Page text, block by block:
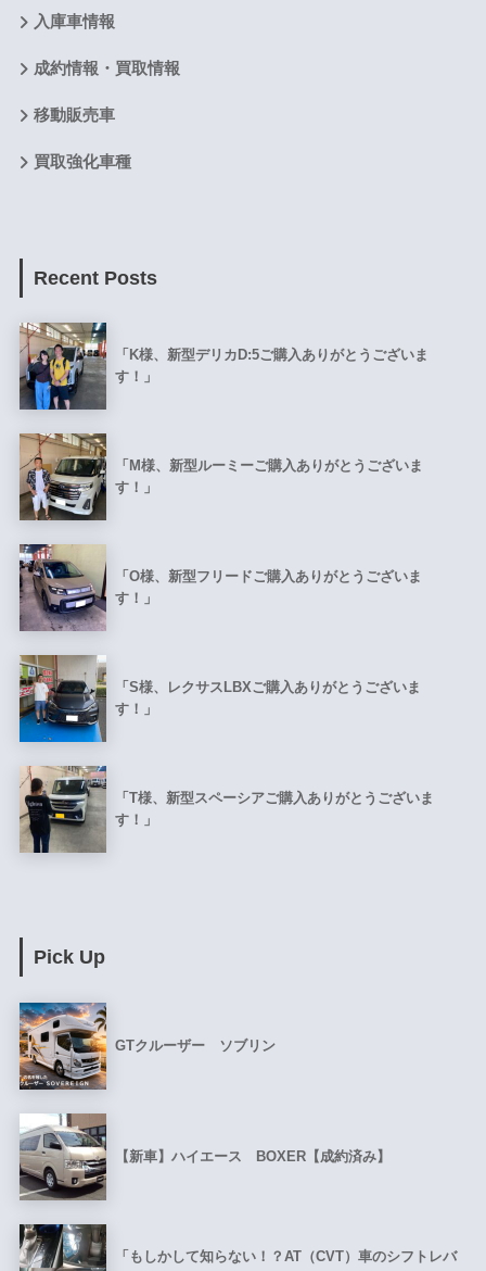
入庫車情報
成約情報・買取情報
移動販売車
買取強化車種
Recent Posts
「K様、新型デリカD:5ご購入ありがとうございま
す！」
「M様、新型ルーミーご購入ありがとうございま
す！」
「O様、新型フリードご購入ありがとうございま
す！」
「S様、レクサスLBXご購入ありがとうございま
す！」
「T様、新型スペーシアご購入ありがとうございま
す！」
Pick Up
GTクルーザー ソブリン
【新車】ハイエース BOXER【成約済み】
「もしかして知らない！？AT（CVT）車のシフトレバ